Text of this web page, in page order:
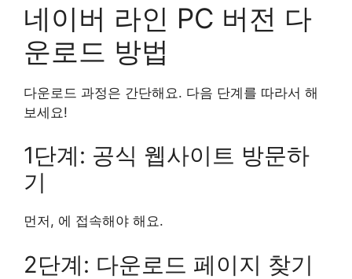
네이버 라인 PC 버전 다
운로드 방법
다운로드 과정은 간단해요. 다음 단계를 따라서 해
보세요!
1단계: 공식 웹사이트 방문하
기
먼저, 에 접속해야 해요.
2단계: 다운로드 페이지 찾기